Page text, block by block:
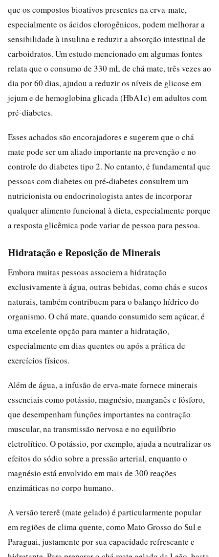
que os compostos bioativos presentes na erva-mate,
especialmente os ácidos clorogênicos, podem melhorar a
sensibilidade à insulina e reduzir a absorção intestinal de
carboidratos. Um estudo mencionado em algumas fontes
relata que o consumo de 330 mL de chá mate, três vezes ao
dia por 60 dias, ajudou a reduzir os níveis de glicose em
jejum e de hemoglobina glicada (HbA1c) em adultos com
pré-diabetes.
Esses achados são encorajadores e sugerem que o chá
mate pode ser um aliado importante na prevenção e no
controle do diabetes tipo 2. No entanto, é fundamental que
pessoas com diabetes ou pré-diabetes consultem um
nutricionista ou endocrinologista antes de incorporar
qualquer alimento funcional à dieta, especialmente porque
a resposta glicêmica pode variar de pessoa para pessoa.
Hidratação e Reposição de Minerais
Embora muitas pessoas associem a hidratação
exclusivamente à água, outras bebidas, como chás e sucos
naturais, também contribuem para o balanço hídrico do
organismo. O chá mate, quando consumido sem açúcar, é
uma excelente opção para manter a hidratação,
especialmente em dias quentes ou após a prática de
exercícios físicos.
Além de água, a infusão de erva-mate fornece minerais
essenciais como potássio, magnésio, manganês e fósforo,
que desempenham funções importantes na contração
muscular, na transmissão nervosa e no equilíbrio
eletrolítico. O potássio, por exemplo, ajuda a neutralizar os
efeitos do sódio sobre a pressão arterial, enquanto o
magnésio está envolvido em mais de 300 reações
enzimáticas no corpo humano.
A versão tererê (mate gelado) é particularmente popular
em regiões de clima quente, como Mato Grosso do Sul e
Paraguai, justamente por sua capacidade refrescante e